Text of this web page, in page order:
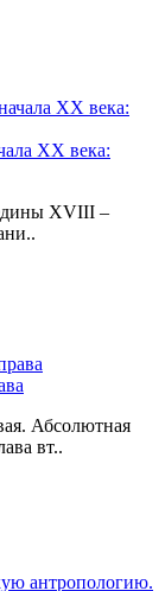
XX века:
XVIII –
Абсолютная
вт..